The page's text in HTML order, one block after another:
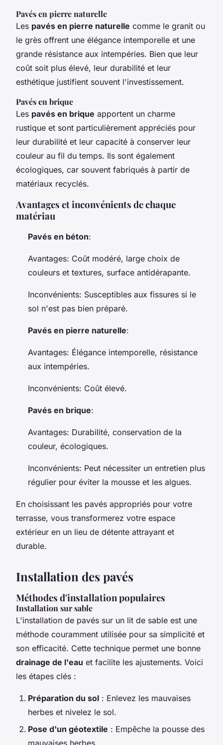
Pavés en pierre naturelle
Les pavés en pierre naturelle comme le granit ou
le grès offrent une élégance intemporelle et une
grande résistance aux intempéries. Bien que leur
coût soit plus élevé, leur durabilité et leur
esthétique justifient souvent l'investissement.
Pavés en brique
Les pavés en brique apportent un charme
rustique et sont particulièrement appréciés pour
leur durabilité et leur capacité à conserver leur
couleur au fil du temps. Ils sont également
écologiques, car souvent fabriqués à partir de
matériaux recyclés.
Avantages et inconvénients de chaque
matériau
Pavés en béton:
Avantages: Coût modéré, large choix de
couleurs et textures, surface antidérapante.
Inconvénients: Susceptibles aux fissures si le
sol n'est pas bien préparé.
Pavés en pierre naturelle:
Avantages: Élégance intemporelle, résistance
aux intempéries.
Inconvénients: Coût élevé.
Pavés en brique:
Avantages: Durabilité, conservation de la
couleur, écologiques.
Inconvénients: Peut nécessiter un entretien plus
régulier pour éviter la mousse et les algues.
En choisissant les pavés appropriés pour votre
terrasse, vous transformerez votre espace
extérieur en un lieu de détente attrayant et
durable.
Installation des pavés
Méthodes d'installation populaires
Installation sur sable
L'installation de pavés sur un lit de sable est une
méthode couramment utilisée pour sa simplicité et
son efficacité. Cette technique permet une bonne
drainage de l'eau et facilite les ajustements. Voici
les étapes clés :
Préparation du sol : Enlevez les mauvaises
herbes et nivelez le sol.
Pose d'un géotextile : Empêche la pousse des